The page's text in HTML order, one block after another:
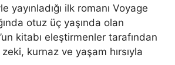
yayınladığı ilk romanı Voyage
otuz üç yaşında olan
’un kitabı eleştirmenler tarafından
kurnaz ve yaşam hırsıyla